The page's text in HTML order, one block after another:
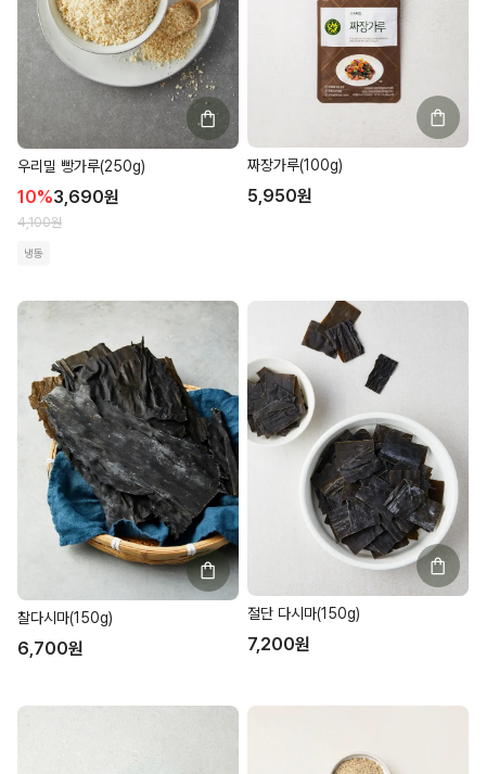
우리밀 빵가루(250g)
10%3,690원
4,100원
냉동
짜장가루(100g)
5,950원
찰다시마(150g)
6,700원
절단 다시마(150g)
7,200원